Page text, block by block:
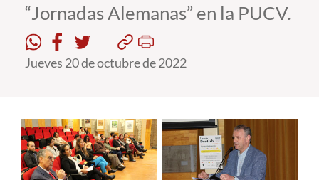
Formación Continua
Estudiantes
Alumni
“Jornadas Alemanas” en la PUCV.
Jueves 20 de octubre de 2022